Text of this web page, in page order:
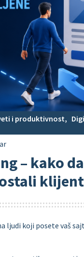
i produktivnost,
– kako
ljudi koji posete vaš